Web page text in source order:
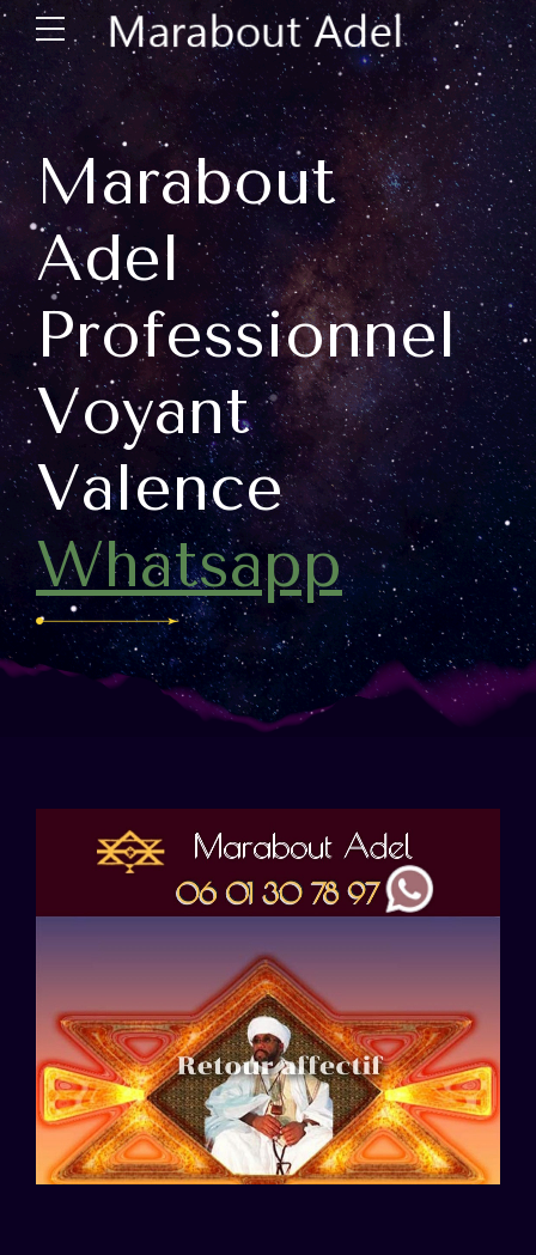
Marabout
Adel
Professionnel
Voyant
Valence
Whatsapp